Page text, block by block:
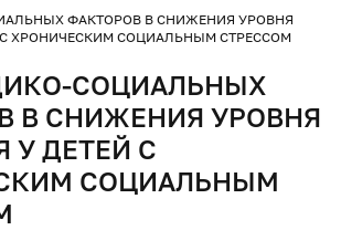
ФАКТОРОВ В СНИЖЕНИЯ УРОВНЯ
ХРОНИЧЕСКИМ СОЦИАЛЬНЫМ СТРЕССОМ
СОЦИАЛЬНЫХ
В СНИЖЕНИЯ УРОВНЯ
У ДЕТЕЙ С
СОЦИАЛЬНЫМ